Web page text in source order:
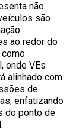
não
são
ao redor do
como
onde VEs
alinhado com
de
enfatizando
do ponto de